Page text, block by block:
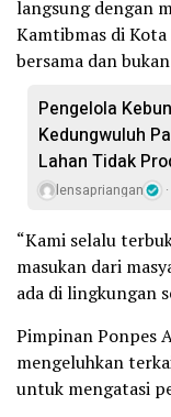
langsung dengan
Kamtibmas di
bersama dan
Pengelola
Kedungwuluh
Lahan Tidak
lensapriangan
“Kami selalu
masukan dari
ada di lingkungan
Pimpinan Ponpes
mengeluhkan
untuk mengatasi